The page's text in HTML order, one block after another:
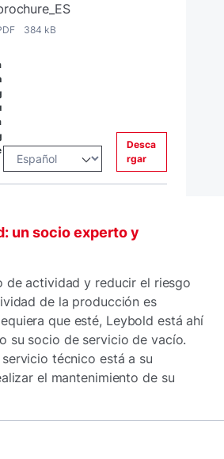
384 kB
Desca
rgar
un socio experto y
de actividad y reducir el riesgo
de la producción es
que esté, Leybold está ahí
su socio de servicio de vacío.
técnico está a su
el mantenimiento de su